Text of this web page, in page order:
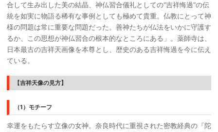
合して生み出した美の結晶、神仏習合儀礼としての“吉祥悔過”の伝
統を如実に物語る稀有な事例としても極めて貴重。仏教にとって神
様の問題は常に重要な問題だった。善神たちが仏法をいかに守護す
るか、この思想が神仏習合の根本的なところにある」。薬師寺は、
日本最古の吉祥天画像を本尊とし、歴史のある吉祥悔過を今に伝え
ている。
【吉祥天像の見方】
（1）モチーフ
幸運をもたらす立像の女神。奈良時代に重視された密教経典の『陀